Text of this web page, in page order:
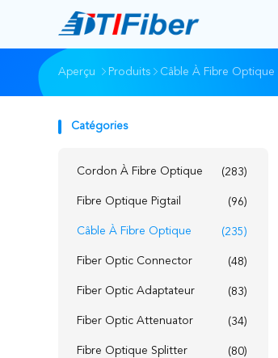
Aperçu Produits Câble À Fibre Optique
Catégories
Cordon À Fibre Optique (283)
Fibre Optique Pigtail (96)
Câble À Fibre Optique (235)
Fiber Optic Connector (48)
Fiber Optic Adaptateur (83)
Fiber Optic Attenuator (34)
Fibre Optique Splitter (80)